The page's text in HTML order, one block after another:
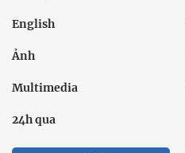
English
Ảnh
Multimedia
24h qua